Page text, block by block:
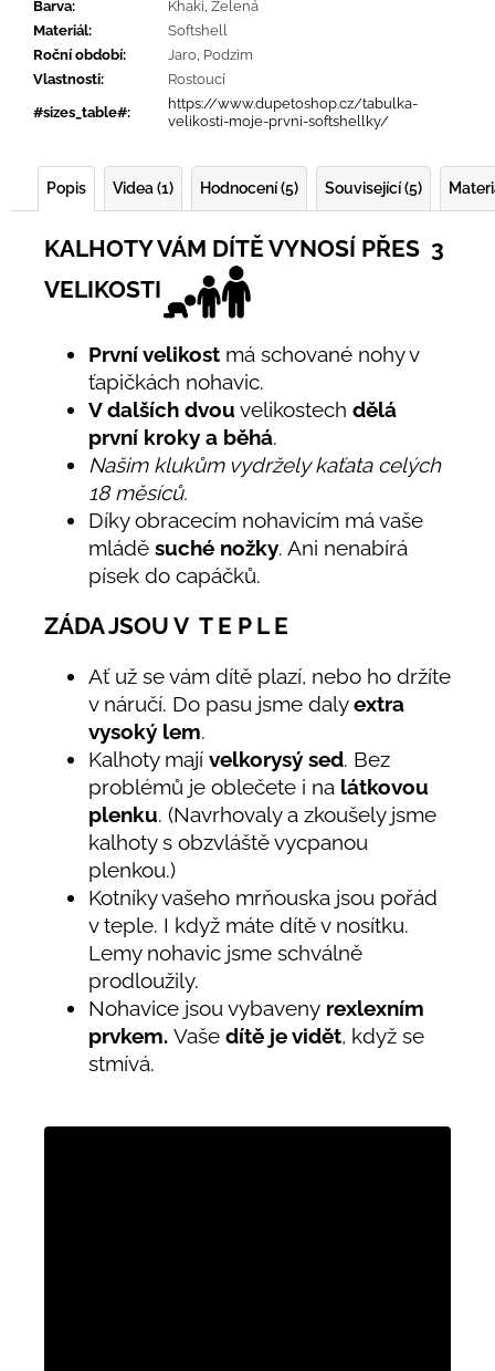
Barva: Khaki Zelená
Materiál:
Softshell
Roční období: Jaro Podzim
Vlastnosti:
Rostoucí
#sizes_table#:
https://www.dupetoshop.cz/tabulka-
velikosti-moje-prvni-softshellky/
Popis Videa (1) Hodnocení (5) Související (5)
KALHOTY VÁM DÍTĚ VYNOSÍ PŘES 3
VELIKOSTI
První velikost má schované nohy v
ťapičkách nohavic.
V dalších dvou velikostech dělá
první kroky a běhá.
Našim klukům vydržely kaťata celých
18 měsíců.
Díky obracecím nohavicím má vaše
mládě suché nožky. Ani nenabírá
písek do capáčků.
ZÁDA JSOU V T E P L E
Ať už se vám dítě plazí, nebo ho držíte
v náručí. Do pasu jsme dalyextra
vysoký lem.
Kalhoty mají velkorysý sed. Bez
problémů je oblečete i na látkovou
plenku. (Navrhovaly a zkoušely jsme
kalhoty s obzvláště vycpanou
plenkou.)
Kotníky vašeho mrňouska jsou pořád
v teple. I když máte dítě v nosítku.
Lemy nohavic jsme schválně
prodloužily.
Nohavice jsou vybaveny rexlexním
prvkem. Vaše dítě je vidět, když se
stmívá.